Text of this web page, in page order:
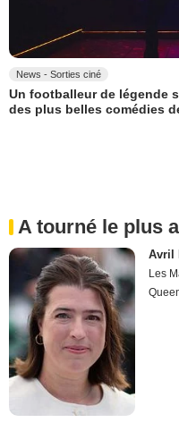
News - Sorties ciné
Un footballeur de légende
des plus belles comédies
A tourné le plus
Avril
Les